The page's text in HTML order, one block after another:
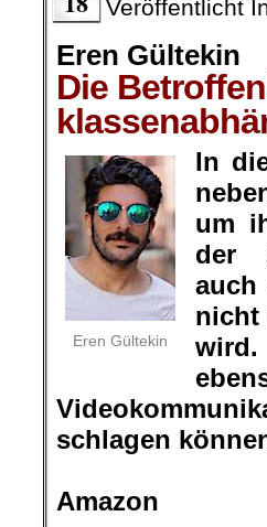
Veröffentlicht
Eren Gültekin
Die
Eren Gültekin
In
um
der
auch
nicht
wird.
schlagen
Amazon